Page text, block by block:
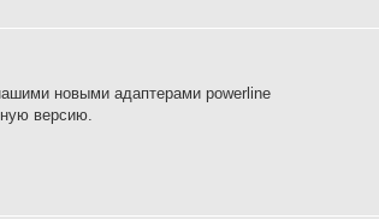
новыми адаптерами powerline
версию.